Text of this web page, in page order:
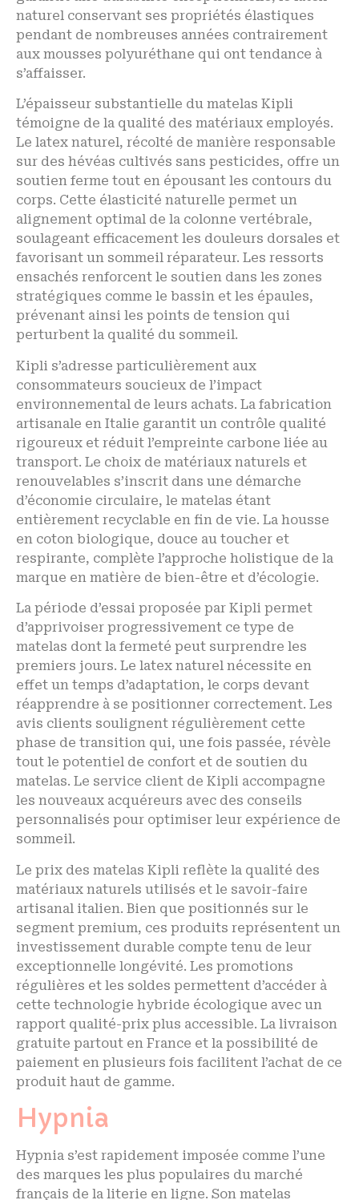
naturel conservant ses propriétés élastiques
pendant de nombreuses années contrairement
aux mousses polyuréthane qui ont tendance à
s’affaisser.
L’épaisseur substantielle du matelas Kipli
témoigne de la qualité des matériaux employés.
Le latex naturel, récolté de manière responsable
sur des hévéas cultivés sans pesticides, offre un
soutien ferme tout en épousant les contours du
corps. Cette élasticité naturelle permet un
alignement optimal de la colonne vertébrale,
soulageant efficacement les douleurs dorsales et
favorisant un sommeil réparateur. Les ressorts
ensachés renforcent le soutien dans les zones
stratégiques comme le bassin et les épaules,
prévenant ainsi les points de tension qui
perturbent la qualité du sommeil.
Kipli s’adresse particulièrement aux
consommateurs soucieux de l’impact
environnemental de leurs achats. La fabrication
artisanale en Italie garantit un contrôle qualité
rigoureux et réduit l’empreinte carbone liée au
transport. Le choix de matériaux naturels et
renouvelables s’inscrit dans une démarche
d’économie circulaire, le matelas étant
entièrement recyclable en fin de vie. La housse
en coton biologique, douce au toucher et
respirante, complète l’approche holistique de la
marque en matière de bien-être et d’écologie.
La période d’essai proposée par Kipli permet
d’apprivoiser progressivement ce type de
matelas dont la fermeté peut surprendre les
premiers jours. Le latex naturel nécessite en
effet un temps d’adaptation, le corps devant
réapprendre à se positionner correctement. Les
avis clients soulignent régulièrement cette
phase de transition qui, une fois passée, révèle
tout le potentiel de confort et de soutien du
matelas. Le service client de Kipli accompagne
les nouveaux acquéreurs avec des conseils
personnalisés pour optimiser leur expérience de
sommeil.
Le prix des matelas Kipli reflète la qualité des
matériaux naturels utilisés et le savoir-faire
artisanal italien. Bien que positionnés sur le
segment premium, ces produits représentent un
investissement durable compte tenu de leur
exceptionnelle longévité. Les promotions
régulières et les soldes permettent d’accéder à
cette technologie hybride écologique avec un
rapport qualité-prix plus accessible. La livraison
gratuite partout en France et la possibilité de
paiement en plusieurs fois facilitent l’achat de ce
produit haut de gamme.
Hypnia
Hypnia s’est rapidement imposée comme l’une
des marques les plus populaires du marché
français de la literie en ligne. Son matelas